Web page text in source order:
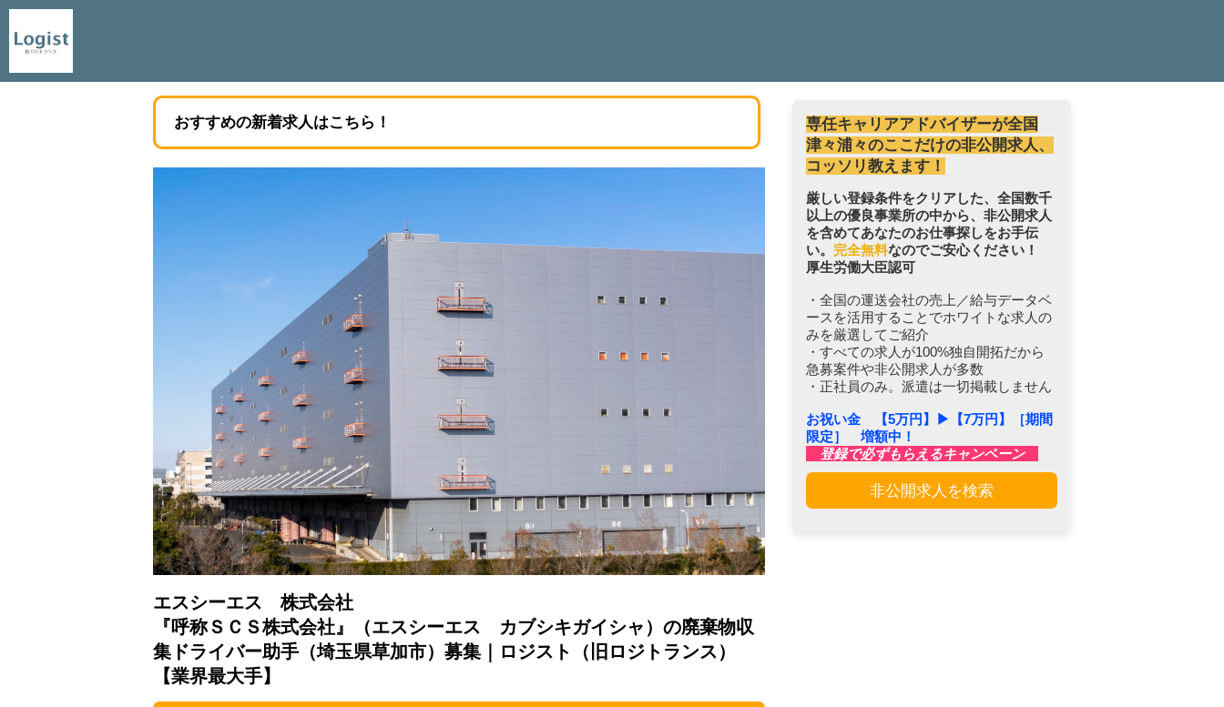
おすすめの新着求人はこちら！
エスシーエス 株式会社
『呼称ＳＣＳ株式会社』（エスシーエス カブシキガイシャ）の廃棄物収
集ドライバー助手（埼玉県草加市）募集｜ロジスト（旧ロジトランス）
【業界最大手】
専任キャリアアドバイザーが全国
津々浦々のここだけの非公開求人、
コッソリ教えます！
厳しい登録条件をクリアした、全国数千
以上の優良事業所の中から、非公開求人
を含めてあなたのお仕事探しをお手伝
い。 完全無料なのでご安心ください！
厚生労働大臣認可
・全国の運送会社の売上／給与データベ
ースを活用することでホワイトな求人の
みを厳選してご紹介
・すべての求人が100%独自開拓だから
急募案件や非公開求人が多数
・正社員のみ。派遣は一切掲載しません
お祝い金 【5万円】▶︎【7万円】［期間
限定］ 増額中！
登録で必ずもらえるキャンペーン
非公開求人を検索